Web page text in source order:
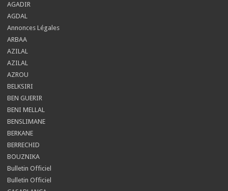
AGADIR
AGDAL
Annonces Légales
ARBAA
AZILAL
AZILAL
AZROU
BELKSIRI
BEN GUERIR
BENI MELLAL
BENSLIMANE
BERKANE
BERRECHID
BOUZNIKA
Bulletin Officiel
Bulletin Officiel